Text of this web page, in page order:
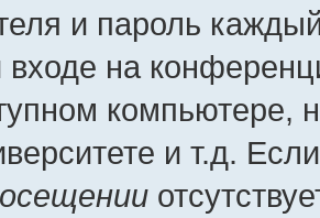
и пароль
входе на
компьютере,
и т.д.